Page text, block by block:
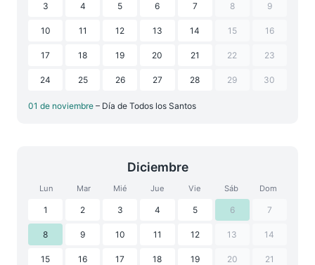
3 4 5 6 7 8 9
10 11 12 13 14 15 16
17 18 19 20 21 22 23
24 25 26 27 28 29 30
01 de noviembre – Día de Todos los Santos
Diciembre
Lun Mar Mié Jue Vie Sáb Dom
1 2 3 4 5 6 7
8 9 10 11 12 13 14
15 16 17 18 19 20 21